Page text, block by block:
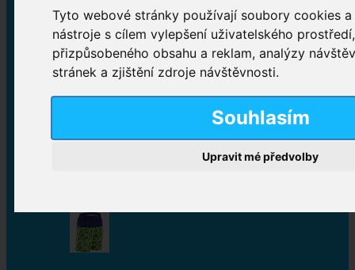
Tyto webové stránky používají soubory cookies
nástroje s cílem vylepšení uživatelského
přizpůsobeného obsahu a reklam, analýzy
stránek a zjištění zdroje návštěvnosti.
Souhlasím
Upravit mé předvolby
Inkontinenční kalhotky
Plenkové kalhotky navlékací,Plenkové kalhotky
zalepovací,Inkontinenční kalhotky dámské
Inkontinenční vložky